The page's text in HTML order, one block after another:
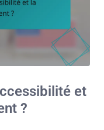
et
?